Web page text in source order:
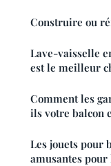
Construire ou
Lave-vaisselle
est le meilleur
Comment les
ils votre balcon
Les jouets pour
amusantes